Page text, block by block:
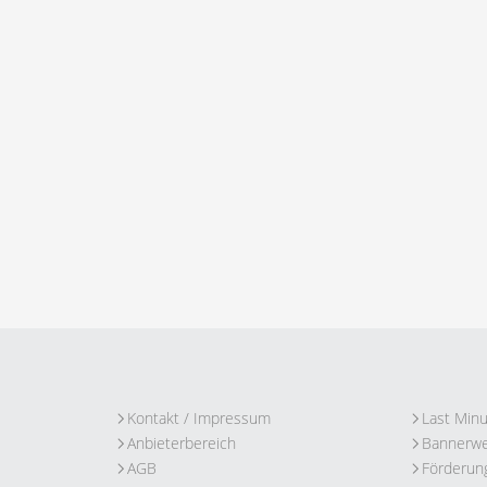
Kontakt / Impressum
Anbieterbereich
AGB
Last